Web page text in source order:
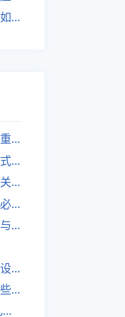
深圳网站设计专家揭秘：如何实现自适应网页设计
为何制作响应式网站至关重要
深圳网站制作原则：响应式设计的重要性
响应式网站为何对企业至关重要？
为什么响应式网站设计是必要的？
响应式设计行业动态了解与应用
哪些方面让响应式网站建设与众不同？
网站设计的优点应包含哪些方面？
响应式网站制作:关注这几个方面,深圳网站设计的秘诀在这！